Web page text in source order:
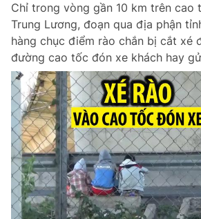
Chỉ trong vòng gần 10 km trên cao
Trung Lương, đoạn qua địa phận
hàng chục điểm rào chắn bị cắt xé
đường cao tốc đón xe khách hay